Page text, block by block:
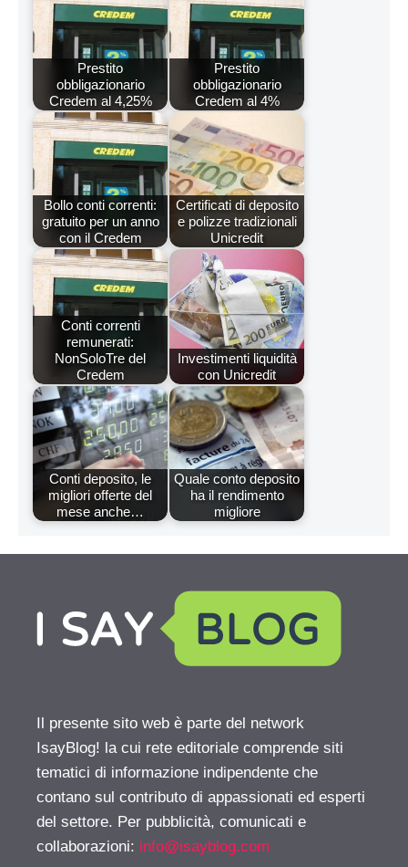
Prestito
obbligazionario
Credem al 4,25%
Prestito
obbligazionario
Credem al 4%
Bollo conti correnti:
gratuito per un anno
con il Credem
Certificati di deposito
e polizze tradizionali
Unicredit
Conti correnti
remunerati:
NonSoloTre del
Credem
Investimenti liquidità
con Unicredit
Conti deposito, le
migliori offerte del
mese anche…
Quale conto deposito
ha il rendimento
migliore
Il presente sito web è parte del network
IsayBlog! la cui rete editoriale comprende siti
tematici di informazione indipendente che
contano sul contributo di appassionati ed esperti
del settore. Per pubblicità, comunicati e
collaborazioni: info@isayblog.com